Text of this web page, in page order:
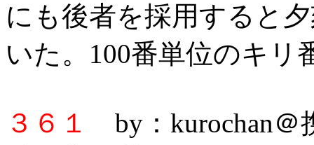
にも後者を採用すると
いた。100番単位のキリ
３６１
by：kurochan